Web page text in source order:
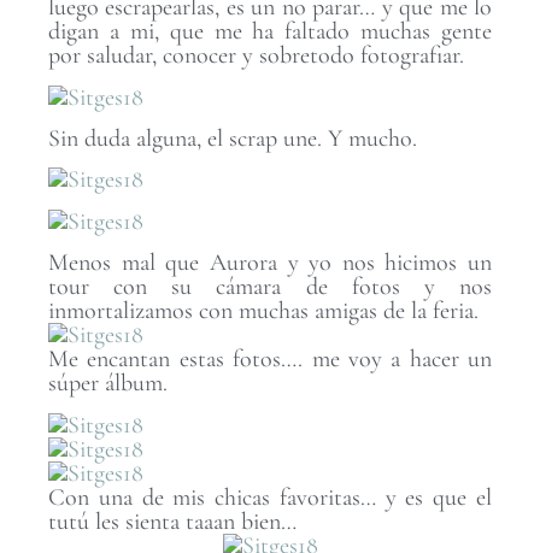
luego escrapearlas, es un no parar… y que me lo
digan a mi, que me ha faltado muchas gente
por saludar, conocer y sobretodo fotografiar.
Sin duda alguna, el scrap une. Y mucho.
Menos mal que Aurora y yo nos hicimos un
tour con su cámara de fotos y nos
inmortalizamos con muchas amigas de la feria.
Me encantan estas fotos…. me voy a hacer un
súper álbum.
Con una de mis chicas favoritas… y es que el
tutú les sienta taaan bien…